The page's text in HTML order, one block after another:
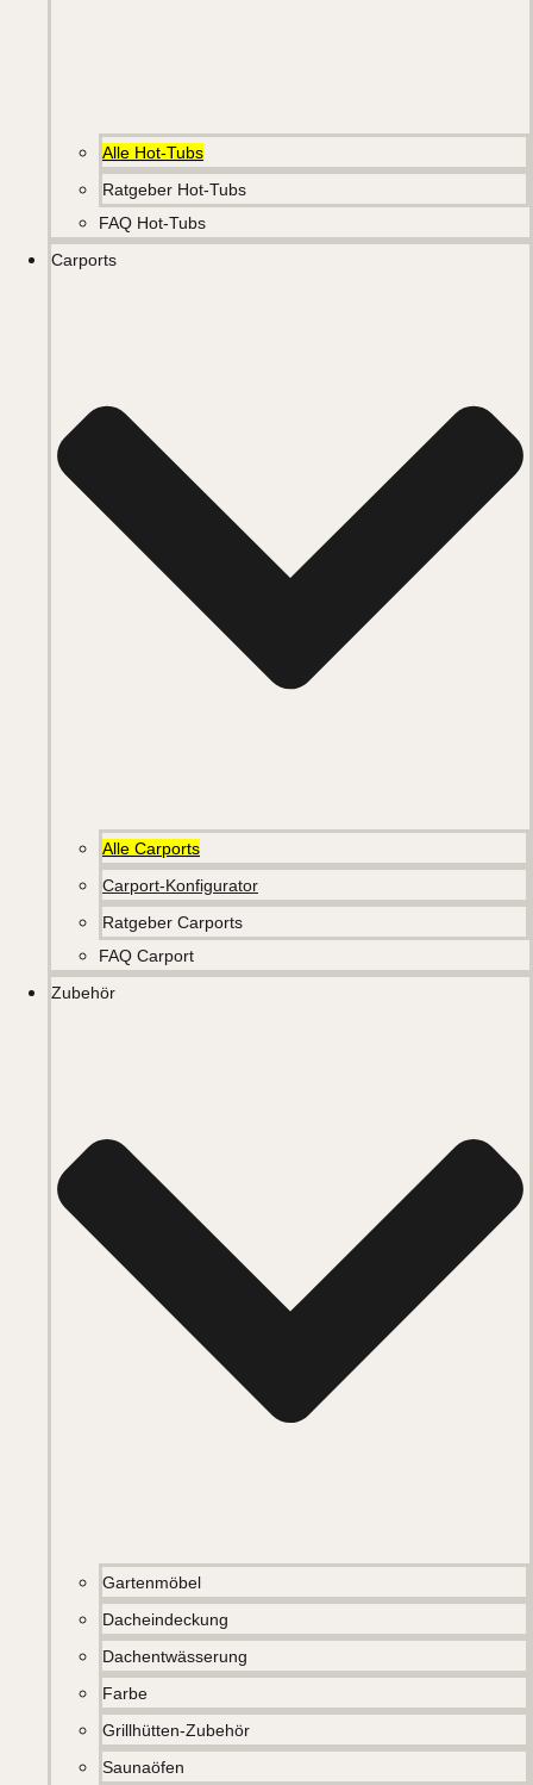
Alle Hot-Tubs
Ratgeber Hot-Tubs
FAQ Hot-Tubs
Carports
Alle Carports
Carport-Konfigurator
Ratgeber Carports
FAQ Carport
Zubehör
Gartenmöbel
Dacheindeckung
Dachentwässerung
Farbe
Grillhütten-Zubehör
Saunaöfen